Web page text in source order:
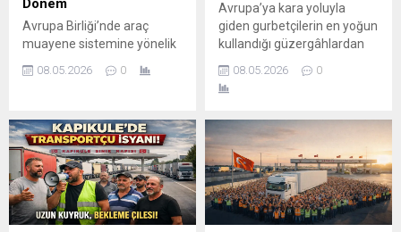
doğruluğunu ve geçerliliğini
online olarak kontrol etmeye
imkân...
Dönem
Avrupa Birliği’nde araç
muayene sistemine yönelik
yeni düzenlemeler
gündemde. Özellikle eski
sistemleriyle ilgili planlanan
değişiklikler, Avrupa yollarını
kullanan milyonlarca
sürücüyü yakından
ilgilendiriyor. AB Komisyonu
tarafından hazırlanan yeni
08.05.2026 0
Avrupa’ya kara yoluyla
giden gurbetçilerin en yoğun
kullandığı güzergâhlardan
biri olan Macaristan’daki M1
otoyolunda büyük
genişletme çalışmaları
Avusturya sınırı arasındaki
kritik ulaşım hattında
yürütülen proje kapsamında
otoyol kapasitesi artırılacak,
trafik yoğunluğu azaltılacak
ve sürüş güvenliği
08.05.2026 0